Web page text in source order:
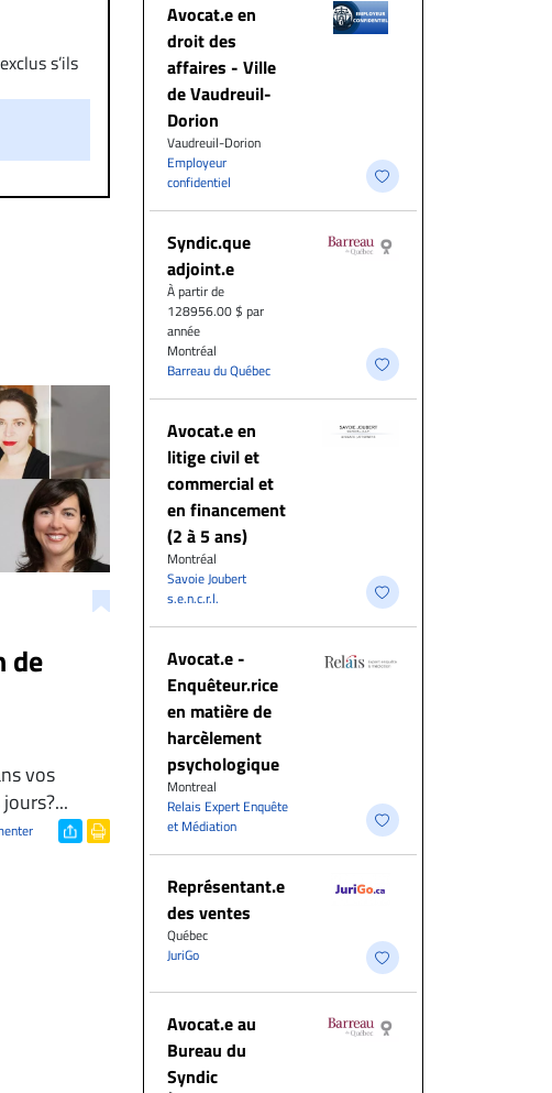
s’ils
de
vos
Avocat.e en
droit des
affaires - Ville
de Vaudreuil-
Dorion
Vaudreuil-Dorion
Employeur
confidentiel
Syndic.que
adjoint.e
À partir de
128956.00 $ par
année
Montréal
Barreau du Québec
Avocat.e en
litige civil et
commercial et
en financement
(2 à 5 ans)
Montréal
Savoie Joubert
s.e.n.c.r.l.
Avocat.e -
Enquêteur.rice
en matière de
harcèlement
psychologique
Montreal
Relais Expert Enquête
et Médiation
Représentant.e
des ventes
Québec
JuriGo
Avocat.e au
Bureau du
Syndic